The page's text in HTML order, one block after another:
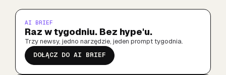
AI BRIEF
Raz w tygodniu. Bez hype'u.
Trzy newsy, jedno narzędzie, jeden prompt tygodnia.
DOŁĄCZ DO AI BRIEF